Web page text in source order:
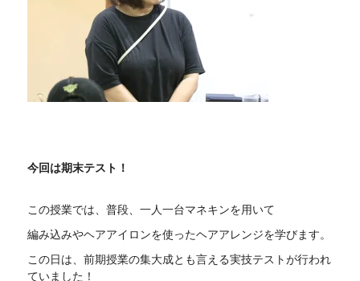
今回は期末テスト！
この授業では、普段、一人一台マネキンを用いて
編み込みやヘアアイロンを使ったヘアアレンジを学びます。
この日は、前期授業の集大成とも言える実技テストが行われ
ていました！